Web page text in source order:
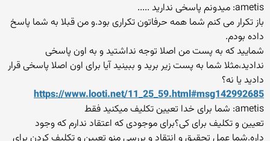
ametis: میدونم پاسخی ندارید .....
باز تکرار می کنم شما همه حرفاتون تکراری بود.و من قبلا به شما پاسخ
داده بودم.
شمایید که به پست من اصلا توجه نداشتید و به اون پاسخی
ندادید،مثلا شما به پست زیر برید و ببینید آیا برای اون اصلا پاسخی قرار
دادید یا نه؟
https://www.looti.net/11_25_59.html#msg142992685
ametis: شما برای خدا تعیین تکلیف میکنید فقط
تعیین و تکلیف برای کی؟برای موجودی که اعتقاد ندارم که وجود